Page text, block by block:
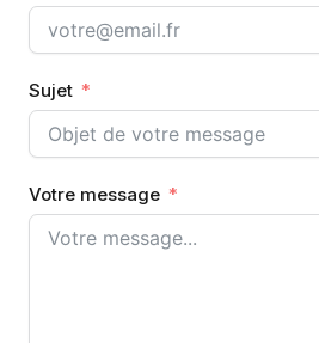
Sujet
Votre message